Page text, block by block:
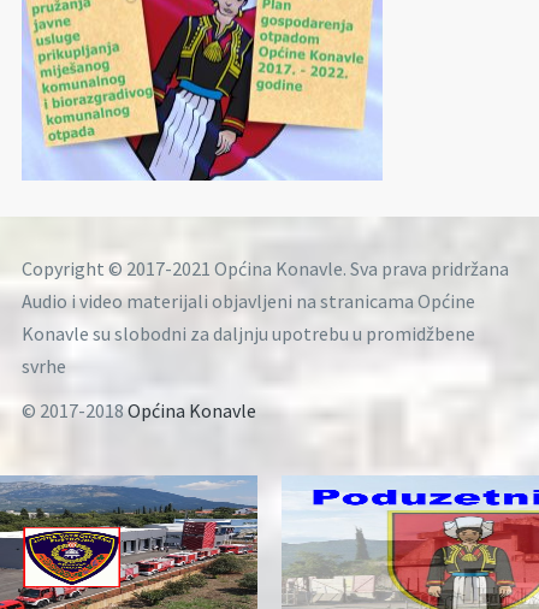
Copyright © 2017-2021 Općina Konavle. Sva prava pridržana
Audio i video materijali objavljeni na stranicama Općine
Konavle su slobodni za daljnju upotrebu u promidžbene
svrhe
© 2017-2018Općina Konavle